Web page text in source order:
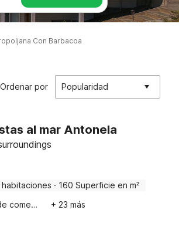
Con Barbacoa
Ordenar por Popularidad
al mar Antonela
habitaciones · 160 Superficie en m²
Mesa de comedor + 23 más